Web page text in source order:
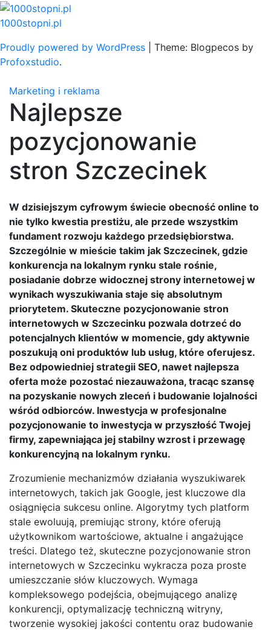
Skip
to
1000stopni.pl
Proudly powered by WordPress
Theme: Blogpecos by
Profoxstudio.
Marketing i reklama
Najlepsze
pozycjonowanie
stron Szczecinek
W dzisiejszym cyfrowym świecie obecność online to
nie tylko kwestia prestiżu, ale przede wszystkim
fundament rozwoju każdego przedsiębiorstwa.
Szczególnie w mieście takim jak Szczecinek, gdzie
konkurencja na lokalnym rynku stale rośnie,
posiadanie dobrze widocznej strony internetowej w
wynikach wyszukiwania staje się absolutnym
priorytetem. Skuteczne pozycjonowanie stron
internetowych w Szczecinku pozwala dotrzeć do
potencjalnych klientów w momencie, gdy aktywnie
poszukują oni produktów lub usług, które oferujesz.
Bez odpowiedniej strategii SEO, nawet najlepsza
oferta może pozostać niezauważona, tracąc szansę
na pozyskanie nowych zleceń i budowanie lojalności
wśród odbiorców. Inwestycja w profesjonalne
pozycjonowanie to inwestycja w przyszłość Twojej
firmy, zapewniająca jej stabilny wzrost i przewagę
konkurencyjną na lokalnym rynku.
Zrozumienie mechanizmów działania wyszukiwarek
internetowych, takich jak Google, jest kluczowe dla
osiągnięcia sukcesu online. Algorytmy tych platform
stale ewoluują, premiując strony, które oferują
użytkownikom wartościowe, aktualne i angażujące
treści. Dlatego też, skuteczne pozycjonowanie stron
internetowych w Szczecinku wykracza poza proste
umieszczanie słów kluczowych. Wymaga
kompleksowego podejścia, obejmującego analizę
konkurencji, optymalizację techniczną witryny,
tworzenie wysokiej jakości contentu oraz budowanie